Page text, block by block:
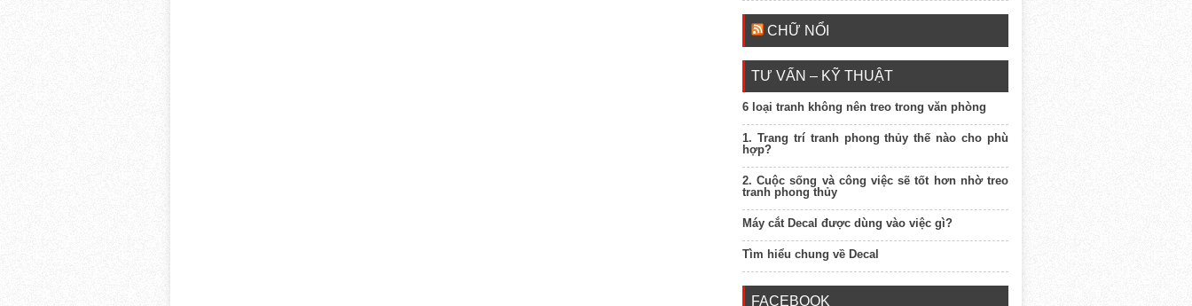
CHỮ NỔI
TƯ VẤN – KỸ THUẬT
6 loại tranh không nên treo trong văn phòng
1. Trang trí tranh phong thủy thế nào cho phù
hợp?
2. Cuộc sống và công việc sẽ tốt hơn nhờ treo
tranh phong thủy
Máy cắt Decal được dùng vào việc gì?
Tìm hiểu chung về Decal
FACEBOOK